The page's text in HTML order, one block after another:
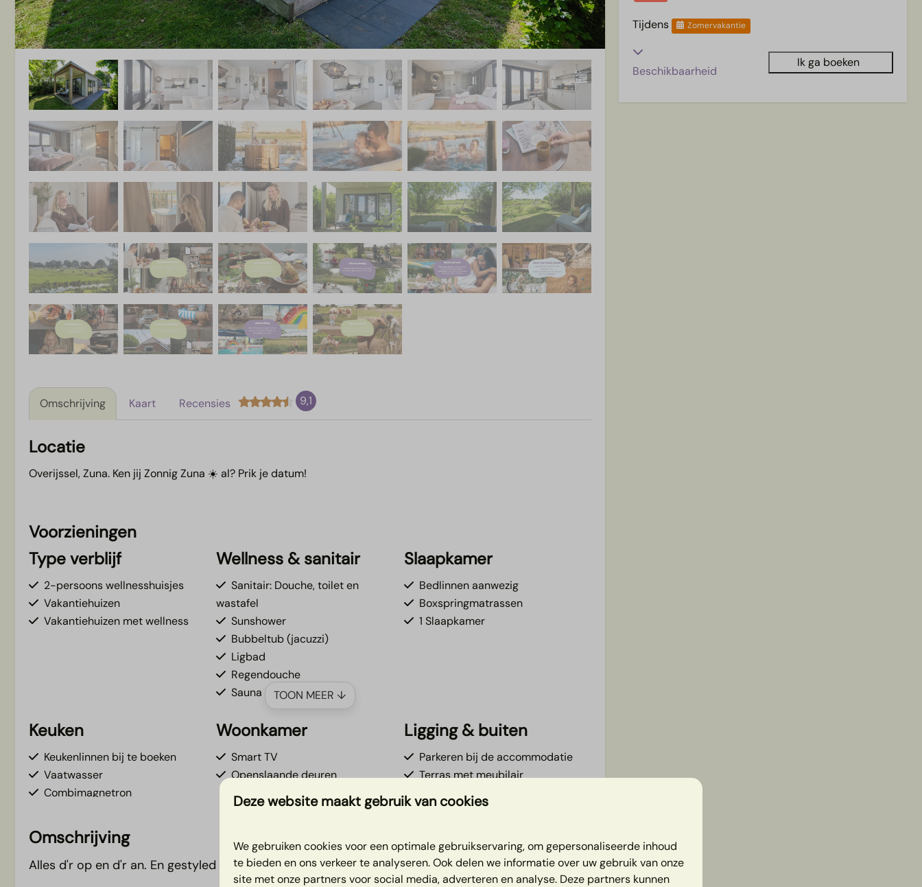
Omschrijving Kaart Recensies 9,1
Locatie
Overijssel, Zuna. Ken jij Zonnig Zuna ☀️ al? Prik je datum!
Voorzieningen
Type verblijf
2-persoons wellnesshuisjes
Vakantiehuizen
Vakantiehuizen met wellness
Wellness & sanitair
Sanitair: Douche, toilet en
wastafel
Sunshower
Bubbeltub (jacuzzi)
Ligbad
Regendouche
Sauna
Slaapkamer
Bedlinnen aanwezig
Boxspringmatrassen
1 Slaapkamer
Keuken
Keukenlinnen bij te boeken
Vaatwasser
Combimagnetron
Kookgelegenheid
Keukeninventaris
Koel/vries combi
Woonkamer
Smart TV
Openslaande deuren
Ligging & buiten
Parkeren bij de accommodatie
Terras met meubilair
Boek je favoriete plekje tijdens
Direct aan de rivier
Panoramisch weids uitzicht
TOON MEER ↓
Omschrijving
Alles d'r op en d'r an. En gestyled door Huus - Da's pas slow! 🧖🏼
Tijdens Zomervakantie
Beschikbaarheid
Ik ga boeken
Deze website maakt gebruik van cookies
We gebruiken cookies voor een optimale gebruikservaring, om gepersonaliseerde inhoud
te bieden en ons verkeer te analyseren. Ook delen we informatie over uw gebruik van onze
site met onze partners voor social media, adverteren en analyse. Deze partners kunnen